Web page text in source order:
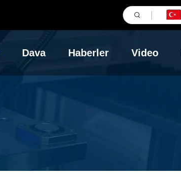
Dava Haberler Video